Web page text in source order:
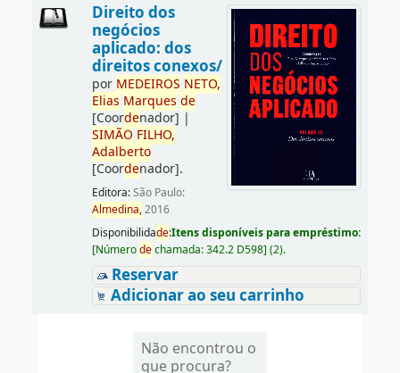
Direito dos
negócios
aplicado: dos
direitos conexos/
por MEDEIROS NETO,
Elias Marques de
[Coordenador] |
SIMÃO FILHO,
Adalberto
[Coordenador].
Editora:São Paulo:
Almedina,2016
Disponibilidade:Itens disponíveis para empréstimo:
[Númerodechamada:342.2 D598] (2).
Reservar
Adicionar ao seu carrinho
Não encontrou o
que procura?